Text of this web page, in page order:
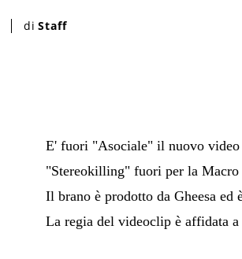
di Staff
E' fuori "Asociale" il nuovo
"Stereokilling" fuori per la Macro
Il brano è prodotto da Gheesa ed
La regia del videoclip è affidata